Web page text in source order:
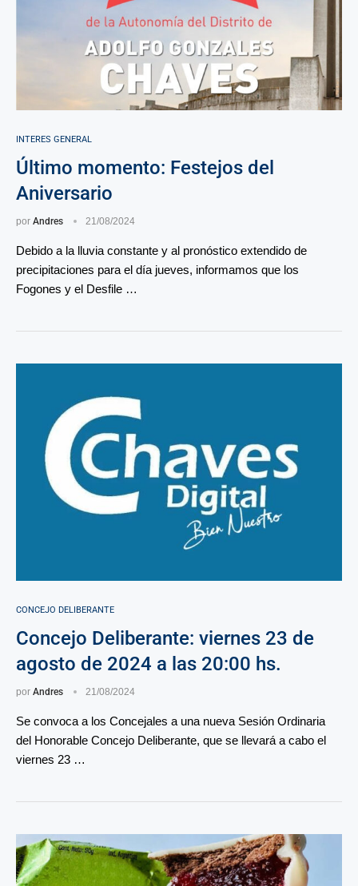
INTERES GENERAL
Último momento: Festejos del
Aniversario
por Andres 21/08/2024
Debido a la lluvia constante y al pronóstico extendido de
precipitaciones para el día jueves, informamos que los
Fogones y el Desfile …
CONCEJO DELIBERANTE
Concejo Deliberante: viernes 23 de
agosto de 2024 a las 20:00 hs.
por Andres 21/08/2024
Se convoca a los Concejales a una nueva Sesión Ordinaria
del Honorable Concejo Deliberante, que se llevará a cabo el
viernes 23 …